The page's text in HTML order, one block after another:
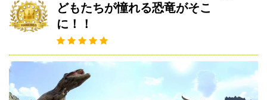
どもたちが憧れる恐竜がそこ
に！！